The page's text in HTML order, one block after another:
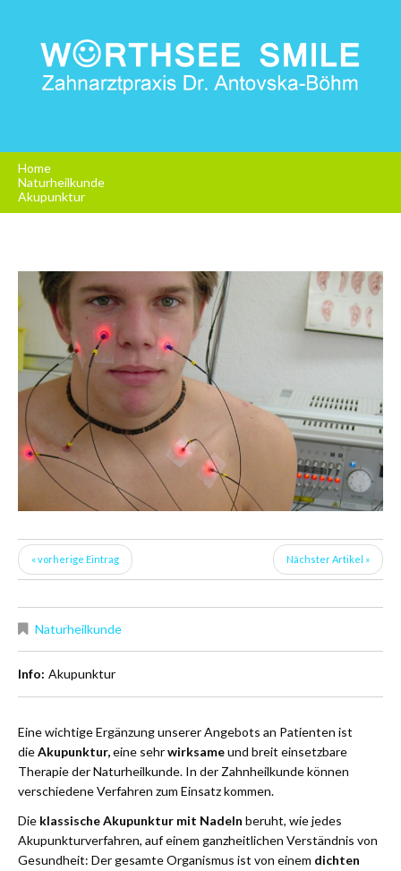
Home
Naturheilkunde
Akupunktur
« vorherige Eintrag Nächster Artikel »
Naturheilkunde
Info: Akupunktur
Eine wichtige Ergänzung unserer Angebots an Patienten ist
dieAkupunktur,eine sehrwirksameund breit einsetzbare
Therapie der Naturheilkunde. In der Zahnheilkunde können
verschiedene Verfahren zum Einsatz kommen.
Die klassische Akupunktur mit Nadeln beruht, wie jedes
Akupunkturverfahren, auf einem ganzheitlichen Verständnis von
Gesundheit: Der gesamte Organismus ist von einem dichten